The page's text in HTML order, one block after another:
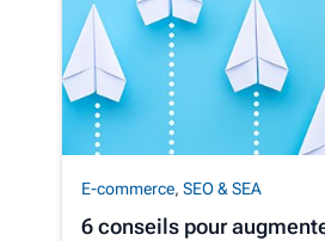
E-commerce, SEO & SEA
6 conseils pour